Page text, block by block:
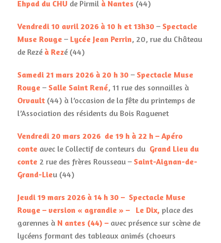
Ehpad du CHU de Pirmil à Nantes (44)
Vendredi 10 avril 2026 à 10 h et 13h30 – Spectacle
Muse Rouge – Lycée Jean Perrin, 20, rue du Château
de Rezé à Rezé (44)
Samedi 21 mars 2026 à 20 h 30 – Spectacle Muse
Rouge – Salle Saint René, 11 rue des sonnailles à
Orvault (44) à l’occasion de la fête du printemps de
l’Association des résidents du Bois Raguenet
Vendredi 20 mars 2026 de 19 h à 22 h – Apéro
conte avec le Collectif de conteurs du Grand Lieu du
conte 2 rue des frères Rousseau – Saint-Aignan-de-
Grand-Lieu (44)
Jeudi 19 mars 2026 à 14 h 30 – Spectacle Muse
Rouge – version « agrandie » – Le Dix, place des
garennes à N antes (44) – avec présence sur scène de
lycéens formant des tableaux animés (choeurs